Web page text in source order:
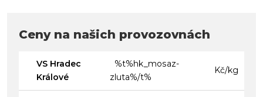
Ceny na našich provozovnách
VS Hradec
Králové
%t%hk_mosaz-
zluta%/t%
Kč/kg